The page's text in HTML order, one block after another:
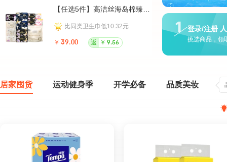
比同类卫生巾低10.32元
￥ 39.00 返 ￥ 9.56
大水
历
￥
登录/注册
挑选商品，领
居家囤货 运动健身季 开学必备 品质美妆